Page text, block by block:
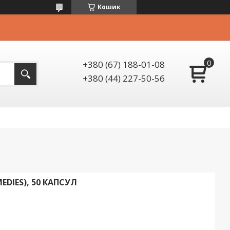
Кошик
+380 (67) 188-01-08
+380 (44) 227-50-56
50 КАПСУЛ